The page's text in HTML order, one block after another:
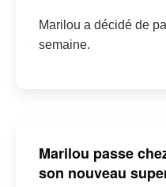
Marilou a décidé de
semaine.
Marilou passe
son nouveau